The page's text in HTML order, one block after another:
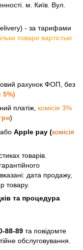
м. Київ. Вул.
- за тарифами
товари вартістью
рахунок ФОП, без
5%)
платіж, комісія 3%
)
або Apple pay (комісія
товарів.
дата продажу,
товару.
та процедура
88-89 та повідомте
обслуговування.